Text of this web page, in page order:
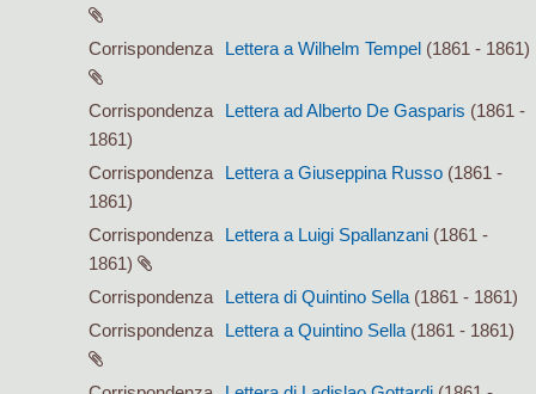
Corrispondenza Lettera a Wilhelm Tempel (1861 - 1861)
Corrispondenza Lettera ad Alberto De Gasparis (1861 -
1861)
Corrispondenza
Lettera a Giuseppina Russo (1861 -
1861)
Corrispondenza
Lettera a Luigi Spallanzani (1861 -
1861)
Corrispondenza
Lettera di Quintino Sella (1861 - 1861)
Corrispondenza
Lettera a Quintino Sella (1861 - 1861)